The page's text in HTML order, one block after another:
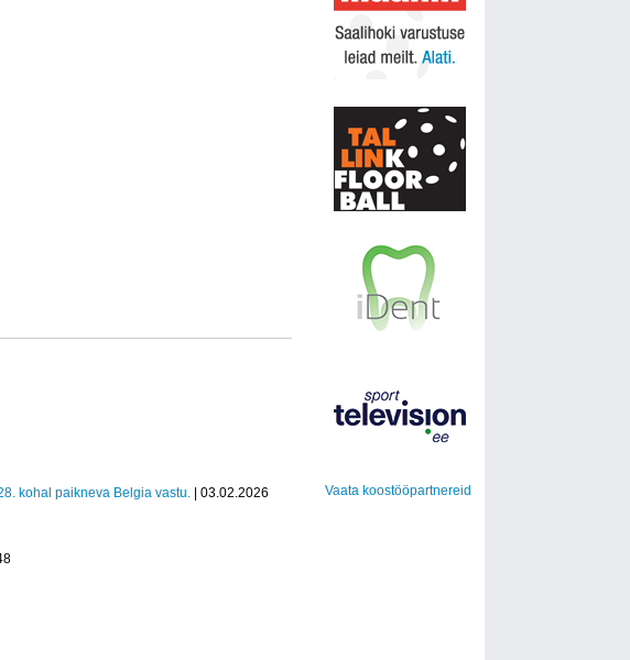
kohal paikneva Belgia vastu. | 03.02.2026
Vaata koostööpartnereid